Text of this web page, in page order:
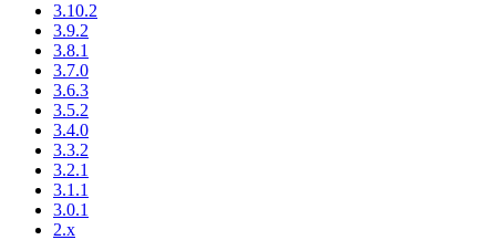
3.10.2
3.9.2
3.8.1
3.7.0
3.6.3
3.5.2
3.4.0
3.3.2
3.2.1
3.1.1
3.0.1
2.x